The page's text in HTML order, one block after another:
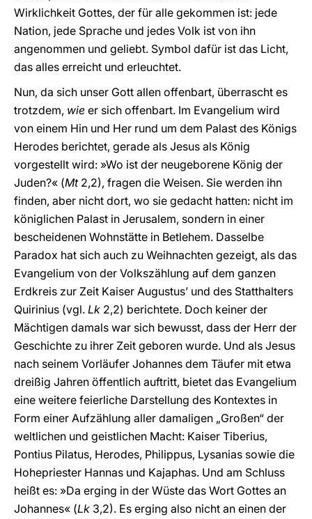
Wirklichkeit Gottes, der für alle gekommen ist: jede
Nation, jede Sprache und jedes Volk ist von ihn
angenommen und geliebt. Symbol dafür ist das Licht,
das alles erreicht und erleuchtet.
Nun, da sich unser Gott allen offenbart, überrascht es
trotzdem, wie er sich offenbart. Im Evangelium wird
von einem Hin und Her rund um dem Palast des Königs
Herodes berichtet, gerade als Jesus als König
vorgestellt wird: »Wo ist der neugeborene König der
Juden?« (Mt2,2), fragen die Weisen. Sie werden ihn
finden, aber nicht dort, wo sie gedacht hatten: nicht im
königlichen Palast in Jerusalem, sondern in einer
bescheidenen Wohnstätte in Betlehem. Dasselbe
Paradox hat sich auch zu Weihnachten gezeigt, als das
Evangelium von der Volkszählung auf dem ganzen
Erdkreis zur Zeit Kaiser Augustus’ und des Statthalters
Quirinius (vgl. Lk 2,2) berichtete. Doch keiner der
Mächtigen damals war sich bewusst, dass der Herr der
Geschichte zu ihrer Zeit geboren wurde. Und als Jesus
nach seinem Vorläufer Johannes dem Täufer mit etwa
dreißig Jahren öffentlich auftritt, bietet das Evangelium
eine weitere feierliche Darstellung des Kontextes in
Form einer Aufzählung aller damaligen „Großen“ der
weltlichen und geistlichen Macht: Kaiser Tiberius,
Pontius Pilatus, Herodes, Philippus, Lysanias sowie die
Hohepriester Hannas und Kajaphas. Und am Schluss
heißt es: »Da erging in der Wüste das Wort Gottes an
Johannes« (Lk 3,2). Es erging also nicht an einen der